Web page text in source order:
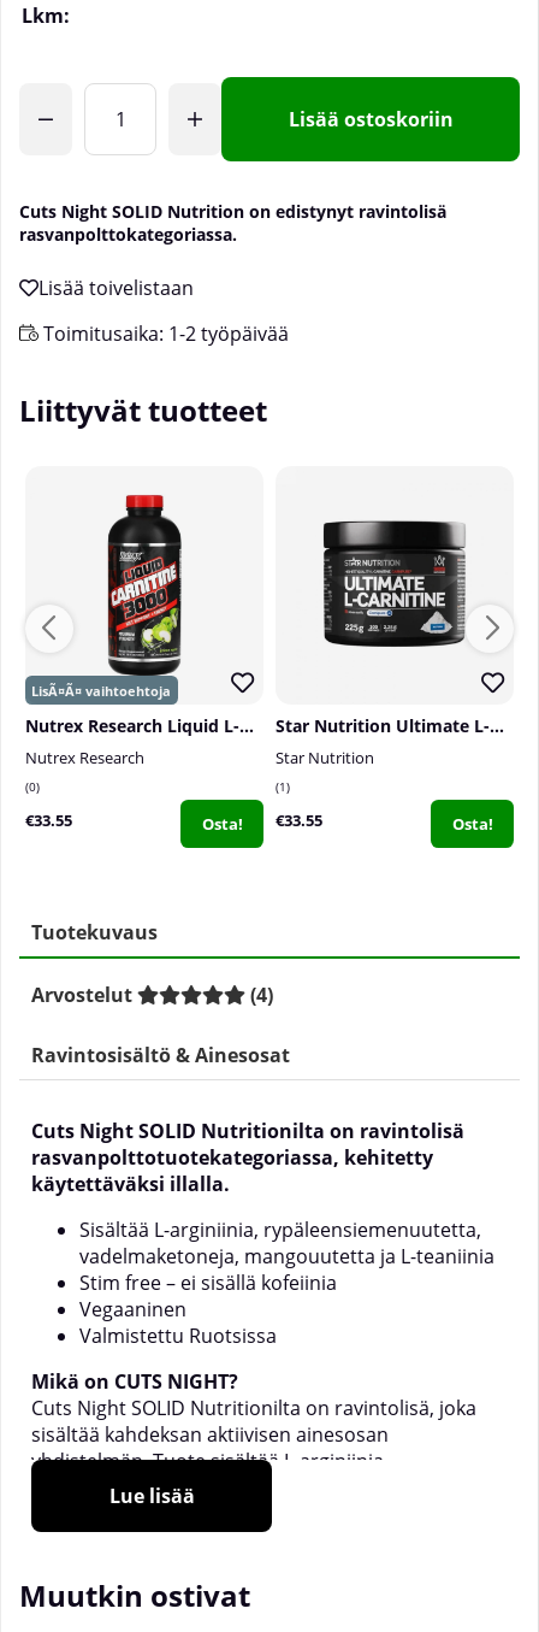
Lkm:
Lisää ostoskoriin
Cuts Night SOLID Nutrition on edistynyt ravintolisä
rasvanpolttokategoriassa.
Toimitusaika: 1-2 työpäivää
Liittyvät tuotteet
Nutrex Research Liquid L-Carnitine 3000, 480 ml
Nutrex Research
0
€33.55 Osta!
Star Nutrition Ultimate L-Carnitine , 225 g
Star Nutrition
1
€33.55 Osta!
Tuotekuvaus
Arvostelut (4)
Ravintosisältö & Ainesosat
Cuts Night SOLID Nutritionilta on ravintolisä
rasvanpolttotuotekategoriassa, kehitetty
käytettäväksi illalla.
Sisältää L-arginiinia, rypäleensiemenuutetta,
vadelmaketoneja, mangouutetta ja L-teaniinia
Stim free – ei sisällä kofeiinia
Vegaaninen
Valmistettu Ruotsissa
Mikä on CUTS NIGHT?
Cuts Night SOLID Nutritionilta on ravintolisä, joka
sisältää kahdeksan aktiivisen ainesosan
yhdistelmän. Tuote sisältää L-arginiinia,
rypäleensiemenuutetta, vadelmaketoneja,
cayennepippuriuutetta, L-teaniinia ja
Koostumus on kehitetty iltakäyttöön ja on täysin
Lue lisää
Muutkin ostivat